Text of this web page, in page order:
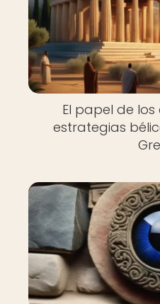
El papel de
estrategias